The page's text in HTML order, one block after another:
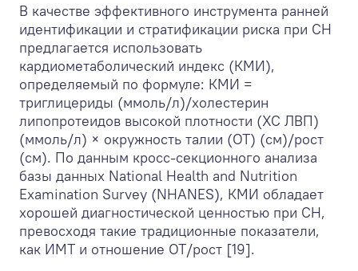
В качестве эффективного инструмента ранней
идентификации и стратификации риска при СН
предлагается использовать
кардиометаболический индекс (КМИ),
определяемый по формуле: КМИ =
триглицериды (ммоль/л)/холестерин
липопротеидов высокой плотности (ХС ЛВП)
(ммоль/л) × окружность талии (ОТ) (см)/рост
(см). По данным кросс-секционного анализа
базы данных National Health and Nutrition
Examination Survey (NHANES), КМИ обладает
хорошей диагностической ценностью при СН,
превосходя такие традиционные показатели,
как ИМТ и отношение ОТ/рост [19].